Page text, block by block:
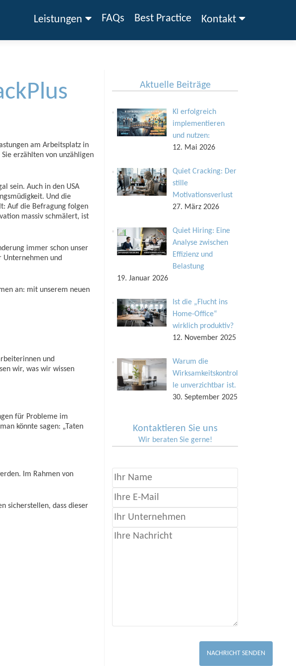
Leistungen FAQs Best Practice Kontakt
am Arbeitsplatz in
erzählten von unzähligen
sein. Auch in den USA
Und die
Auf die Befragung folgen
massiv schmälert, ist
immer schon unser
Unternehmen und
an: mit unserem neuen
und
wir, was wir wissen
für Probleme im
könnte sagen: „Taten
Im Rahmen von
sicherstellen, dass dieser
Aktuelle Beiträge
KI erfolgreich
implementieren
und nutzen:
12. Mai 2026
Quiet Cracking: Der
stille
Motivationsverlust
27. März 2026
Quiet Hiring: Eine
Analyse zwischen
Effizienz und
Belastung
19. Januar 2026
Ist die „Flucht ins
Home-Office“
wirklich produktiv?
12. November 2025
Warum die
Wirksamkeitskontrol
le unverzichtbar ist.
30. September 2025
Kontaktieren Sie uns
Wir beraten Sie gerne!